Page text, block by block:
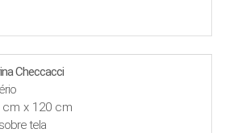
Checcacci
cm x 120 cm
tela